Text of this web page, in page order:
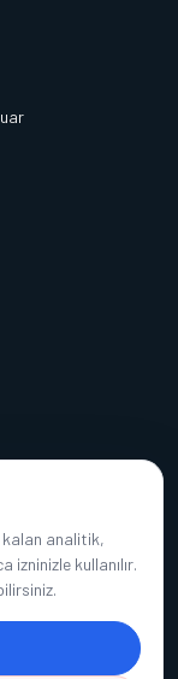
kalan analitik,
izninizle kullanılır.